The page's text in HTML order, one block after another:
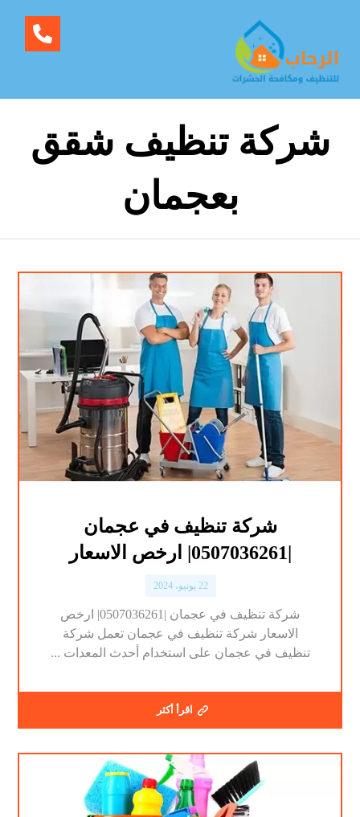
شركة تنظيف شقق
بعجمان
شركة تنظيف في عجمان
|0507036261| ارخص الاسعار
22 يونيو، 2024
شركة تنظيف في عجمان |0507036261| ارخص
الاسعار شركة تنظيف في عجمان تعمل شركة
تنظيف في عجمان على استخدام أحدث المعدات ...
اقرأ أكثر